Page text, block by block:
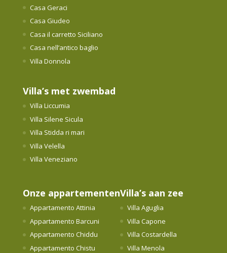
Casa Geraci
Casa Giudeo
Casa il carretto Siciliano
Casa nell’antico baglio
Villa Donnola
Villa’s met zwembad
Villa Liccumia
Villa Silene Sicula
Villa Stidda ri mari
Villa Velella
Villa Veneziano
Onze appartementen
Appartamento Attinia
Appartamento Barcuni
Appartamento Chiddu
Appartamento Chistu
Villa’s aan zee
Villa Aguglia
Villa Capone
Villa Costardella
Villa Menola